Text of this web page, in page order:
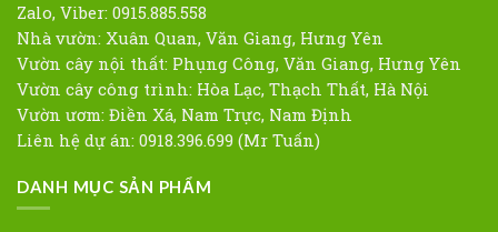
Zalo, Viber: 0915.885.558
Nhà vườn: Xuân Quan, Văn Giang, Hưng Yên
Vườn cây nội thất: Phụng Công, Văn Giang, Hưng Yên
Vườn cây công trình: Hòa Lạc, Thạch Thất, Hà Nội
Vườn ươm: Điền Xá, Nam Trực, Nam Định
Liên hệ dự án: 0918.396.699 (Mr Tuấn)
DANH MỤC SẢN PHẨM